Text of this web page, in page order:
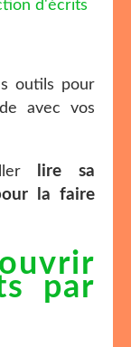
outils pour
avec vos
lire sa
la faire
par